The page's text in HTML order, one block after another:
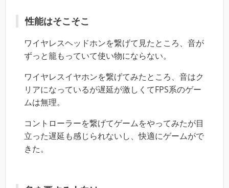
性能はそこそこ
ワイヤレスヘッドホンを繋げて見たところ、音が
ずっと籠もっていて使い物にならない。
ワイヤレスイヤホンを繋げてみたところ、音はク
リアになっているが遅延が激しくてFPS系のゲー
ムは無理。
コントローラーを繋げてゲームをやってみたが目
立った遅延も感じられないし、快適にゲームがで
きた。